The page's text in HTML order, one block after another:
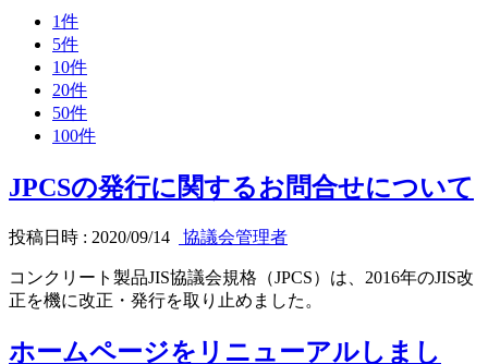
1件
5件
10件
20件
50件
100件
JPCSの発行に関するお問合せについて
投稿日時 : 2020/09/14 協議会管理者
コンクリート製品JIS協議会規格（JPCS）は、2016年のJIS改
正を機に改正・発行を取り止めました。
ホームページをリニューアルしまし